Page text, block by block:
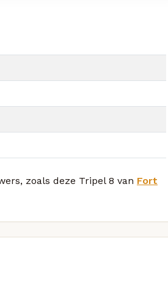
zoals deze Tripel 8 van Fort